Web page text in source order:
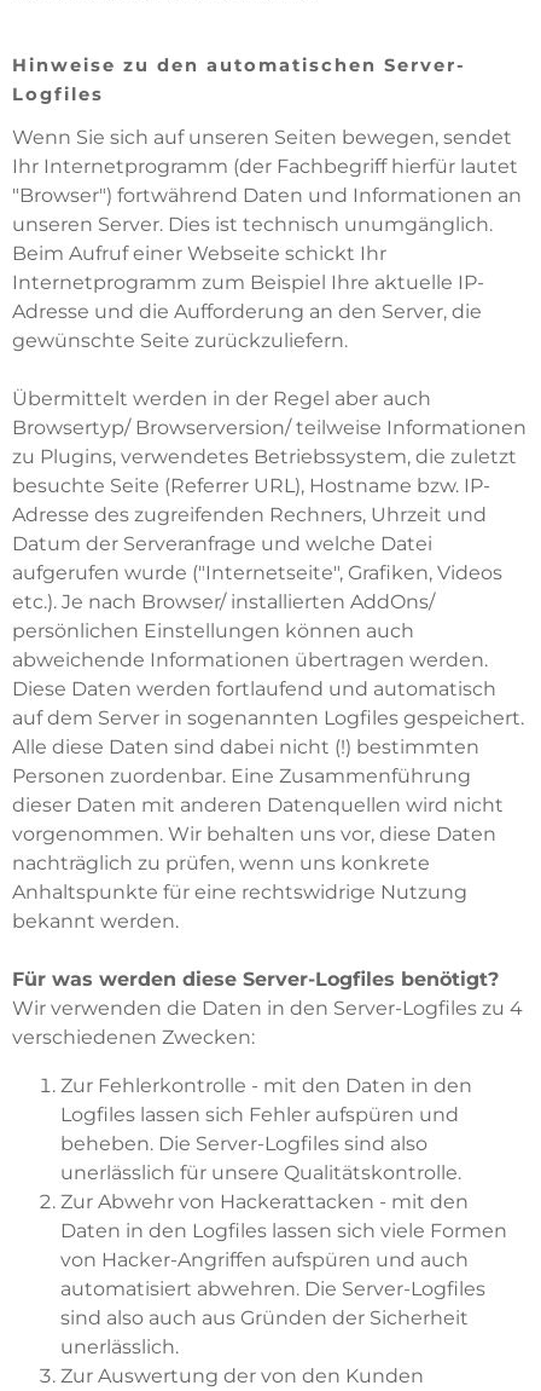
Hinweise zu den automatischen Server-
Logfiles
Wenn Sie sich auf unseren Seiten bewegen, sendet
Ihr Internetprogramm (der Fachbegriff hierfür lautet
"Browser") fortwährend Daten und Informationen an
unseren Server. Dies ist technisch unumgänglich.
Beim Aufruf einer Webseite schickt Ihr
Internetprogramm zum Beispiel Ihre aktuelle IP-
Adresse und die Aufforderung an den Server, die
gewünschte Seite zurückzuliefern.
Übermittelt werden in der Regel aber auch
Browsertyp/ Browserversion/ teilweise Informationen
zu Plugins, verwendetes Betriebssystem, die zuletzt
besuchte Seite (Referrer URL), Hostname bzw. IP-
Adresse des zugreifenden Rechners, Uhrzeit und
Datum der Serveranfrage und welche Datei
aufgerufen wurde ("Internetseite", Grafiken, Videos
etc.). Je nach Browser/ installierten AddOns/
persönlichen Einstellungen können auch
abweichende Informationen übertragen werden.
Diese Daten werden fortlaufend und automatisch
auf dem Server in sogenannten Logfiles gespeichert.
Alle diese Daten sind dabei nicht (!) bestimmten
Personen zuordenbar. Eine Zusammenführung
dieser Daten mit anderen Datenquellen wird nicht
vorgenommen. Wir behalten uns vor, diese Daten
nachträglich zu prüfen, wenn uns konkrete
Anhaltspunkte für eine rechtswidrige Nutzung
bekannt werden.
Für was werden diese Server-Logfiles benötigt?
Wir verwenden die Daten in den Server-Logfiles zu 4
verschiedenen Zwecken:
Zur Fehlerkontrolle - mit den Daten in den
Logfiles lassen sich Fehler aufspüren und
beheben. Die Server-Logfiles sind also
unerlässlich für unsere Qualitätskontrolle.
Zur Abwehr von Hackerattacken - mit den
Daten in den Logfiles lassen sich viele Formen
von Hacker-Angriffen aufspüren und auch
automatisiert abwehren. Die Server-Logfiles
sind also auch aus Gründen der Sicherheit
unerlässlich.
Zur Auswertung der von den Kunden